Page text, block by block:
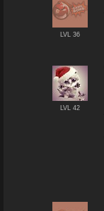
LVL 36
LVL 42